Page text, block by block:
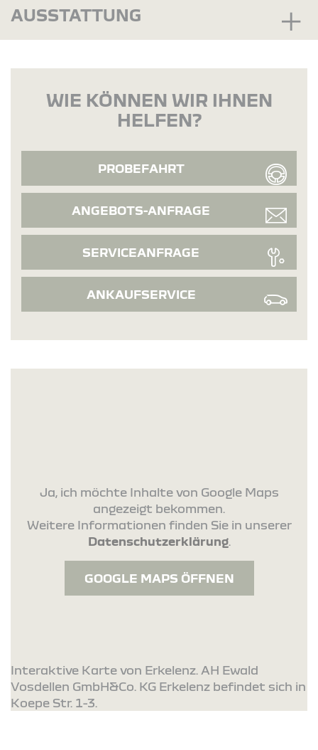
AUSSTATTUNG
WIE KÖNNEN WIR IHNEN
HELFEN?
PROBEFAHRT
ANGEBOTS-ANFRAGE
SERVICEANFRAGE
ANKAUFSERVICE
Ja, ich möchte Inhalte von Google Maps
angezeigt bekommen.
Weitere Informationen finden Sie in unserer
Datenschutzerklärung.
GOOGLE MAPS ÖFFNEN
Interaktive Karte von Erkelenz. AH Ewald
Vosdellen GmbH&Co. KG Erkelenz befindet sich in
Koepe Str. 1-3.